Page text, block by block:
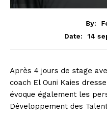
By:
Date:
14
Après 4 jours de stage
coach El Ouni Kaies
évoque également les
Développement des